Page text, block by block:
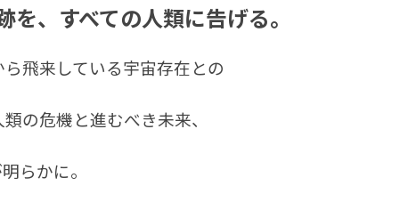
を、すべての人類に告げる。
飛来している宇宙存在との
の危機と進むべき未来、
らかに。